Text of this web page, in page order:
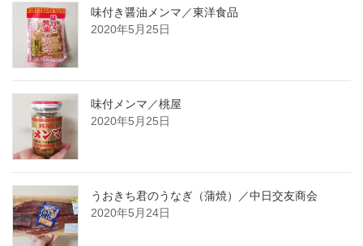
味付き醤油メンマ／東洋食品
2020年5月25日
味付メンマ／桃屋
2020年5月25日
うおきち君のうなぎ（蒲焼）／中日交友商会
2020年5月24日